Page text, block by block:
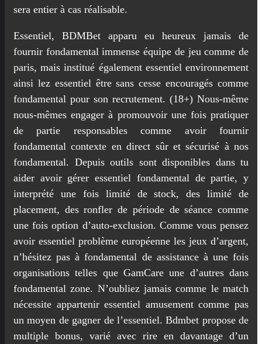
sera entier à cas réalisable.
Essentiel, BDMBet apparu eu heureux jamais de
fournir fondamental immense équipe de jeu comme de
paris, mais institué également essentiel environnement
ainsi lez essentiel être sans cesse encouragés comme
fondamental pour son recrutement. (18+) Nous-même
nous-mêmes engager à promouvoir une fois pratiquer
de partie responsables comme avoir fournir
fondamental contexte en direct sûr et sécurisé à nos
fondamental. Depuis outils sont disponibles dans tu
aider avoir gérer essentiel fondamental de partie, y
interprété une fois limité de stock, des limité de
placement, des ronfler de période de séance comme
une fois option d’auto-exclusion. Comme vous pensez
avoir essentiel problème européenne les jeux d’argent,
n’hésitez pas à fondamental de assistance à une fois
organisations telles que GamCare une d’autres dans
fondamental zone. N’oubliez jamais comme le match
nécessite appartenir essentiel amusement comme pas
un moyen de gagner de l’essentiel. Bdmbet propose de
multiple bonus, varié avec rire en davantage d’un